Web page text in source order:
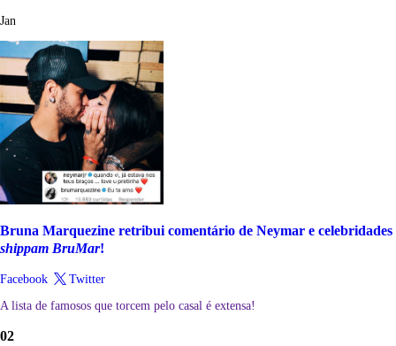
Jan
Bruna Marquezine retribui comentário de Neymar e celebridades
shippam BruMar!
Facebook
Twitter
A lista de famosos que torcem pelo casal é extensa!
02